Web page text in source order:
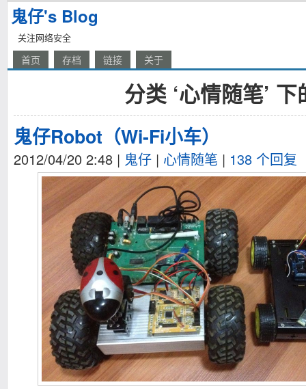
鬼仔's Blog
关注网络安全
首页 存档 链接 关于
分类 ‘心情随笔’
鬼仔Robot（Wi-Fi小车）
2012/04/20 2:48 | 鬼仔 | 心情随笔 | 138 个回复